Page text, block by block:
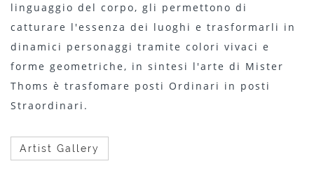
linguaggio del corpo, gli permettono di
catturare l'essenza dei luoghi e trasformarli in
dinamici personaggi tramite colori vivaci e
forme geometriche, in sintesi l'arte di Mister
Thoms è trasfomare posti Ordinari in posti
Straordinari.
Artist Gallery